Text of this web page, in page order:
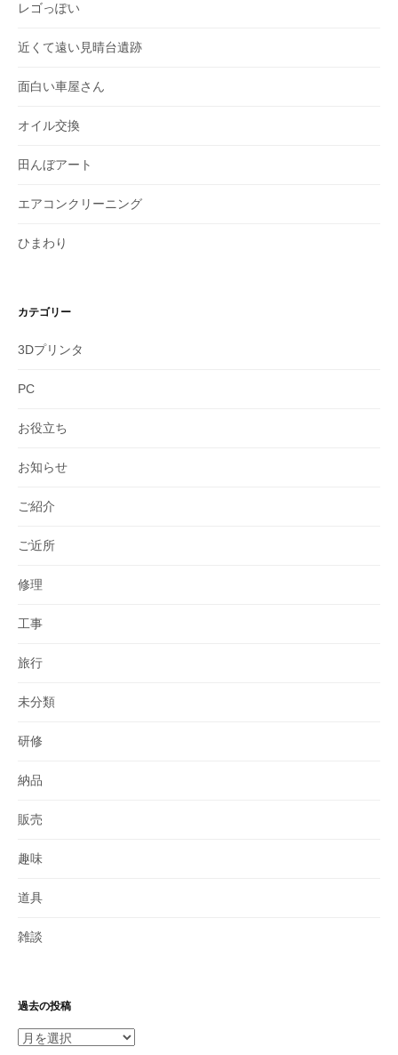
レゴっぽい
近くて遠い見晴台遺跡
面白い車屋さん
オイル交換
田んぼアート
エアコンクリーニング
ひまわり
カテゴリー
3Dプリンタ
PC
お役立ち
お知らせ
ご紹介
ご近所
修理
工事
旅行
未分類
研修
納品
販売
趣味
道具
雑談
過去の投稿
過